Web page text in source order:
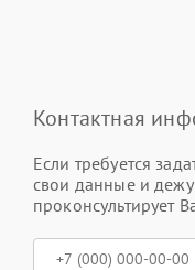
Контактная
Если требуется
свои данные и
проконсультирует